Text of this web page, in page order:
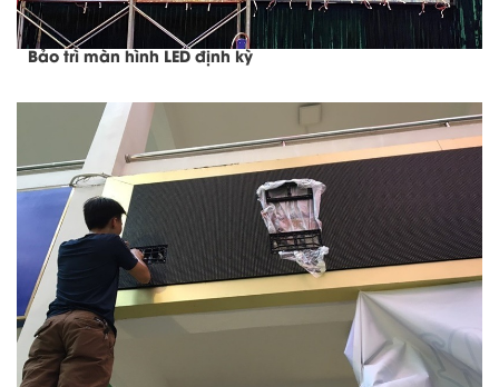
Bảo trì màn hình LED định kỳ